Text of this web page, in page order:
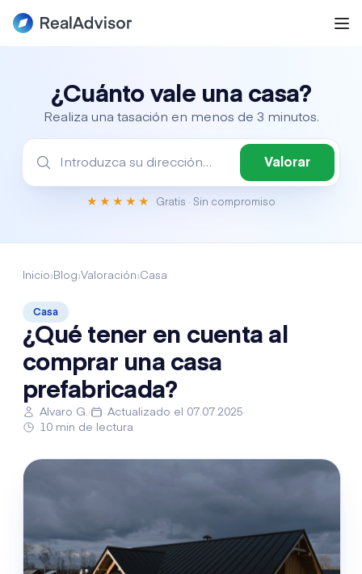
¿Cuánto vale una casa?
Realiza una tasación en menos de 3 minutos.
Valorar
★★★★★ Gratis · Sin compromiso
Inicio› Blog›Valoración›Casa
Casa
¿Qué tener en cuenta al
comprar una casa
prefabricada?
Alvaro G.· Actualizado el 07.07.2025·
10 min de lectura